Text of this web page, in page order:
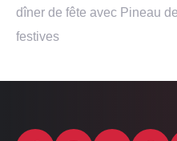
dîner de fête avec Pineau
festives